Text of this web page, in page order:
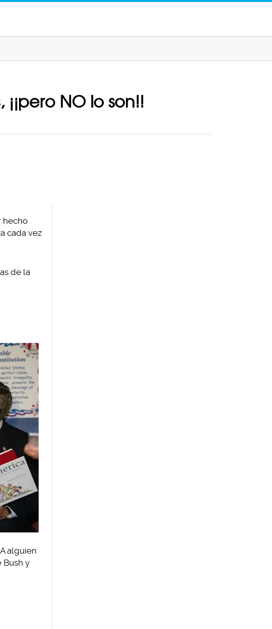
NO lo son!!
hecho
cada vez
de la
alguien
Bush y